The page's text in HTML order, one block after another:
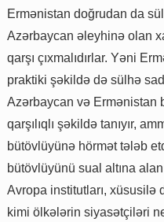
Ermənistan doğrudan da
Azərbaycan əleyhinə olan
qarşı çıxmalıdırlar. Yəni
praktiki şəkildə də sülhə
Azərbaycan və Ermənistan
qarşılıqlı şəkildə tanıyır,
bütövlüyünə hörmət tələb
bütövlüyünü sual altına
Avropa institutları, xüsusilə
kimi ölkələrin siyasətçiləri